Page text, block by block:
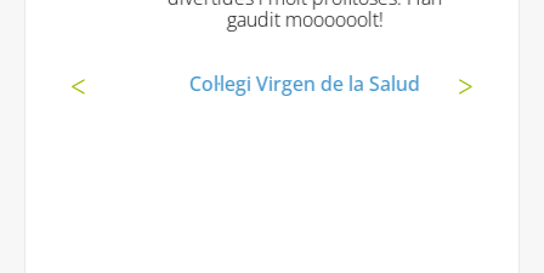
gaudit moooooolt!
Col·legi Virgen de la Salud